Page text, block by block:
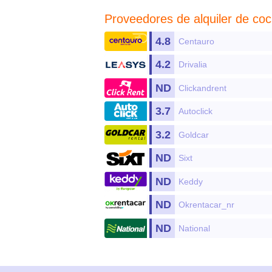
Proveedores de alquiler de
Centauro
4.8
Drivalia
4.2
Clickandrent
ND
Autoclick
3.7
Goldcar
3.2
Sixt
ND
Keddy
ND
Okrentacar_nr
ND
National
ND